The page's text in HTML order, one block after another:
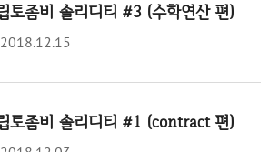
토좀비 솔리디티 #3 (수학연산 편)
2018.12.15
토좀비 솔리디티 #1 (contract 편)